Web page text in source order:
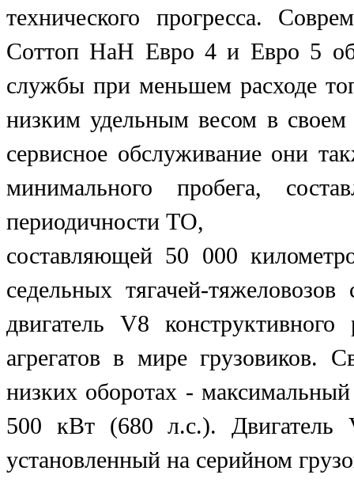
технического прогресса.
Соттоп НаН Евро 4 и Евро 5
службы при меньшем расходе
низким удельным весом в
сервисное обслуживание они
минимального пробега,
периодичности ТО,
составляющей 50 000
седельных тягачей-
двигатель V8
агрегатов в мире грузовиков.
низких оборотах -
500 кВт (680 л.с.). Двигатель
установленный на серийном